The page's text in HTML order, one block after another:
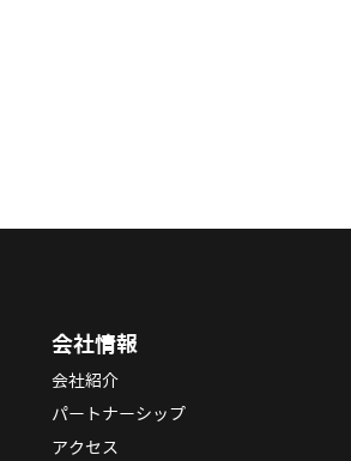
会社情報
会社紹介
パートナーシップ
アクセス